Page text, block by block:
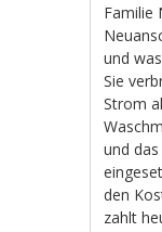
Familie
und
Sie
Strom
und
den
zahlt